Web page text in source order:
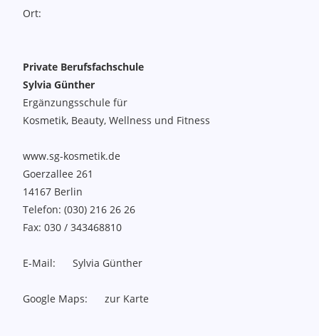
Ort:
Private Berufsfachschule
Sylvia Günther
Ergänzungsschule für
Kosmetik, Beauty, Wellness und Fitness
www.sg-kosmetik.de
Goerzallee 261
14167 Berlin
Telefon:(030) 216 26 26
Fax:030 / 343468810
E-Mail: Sylvia Günther
Google Maps: zur Karte